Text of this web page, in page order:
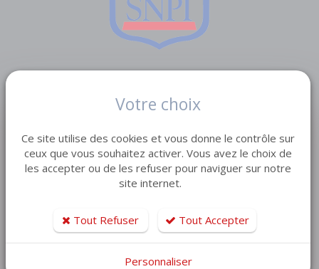
VENTE TERRAIN
VENTE IMMEUBLE
Votre choix
Ce site utilise des cookies et vous donne le contrôle sur
ceux que vous souhaitez activer. Vous avez le choix de
les accepter ou de les refuser pour naviguer sur notre
site internet.
Tout Refuser Tout Accepter
Personnaliser